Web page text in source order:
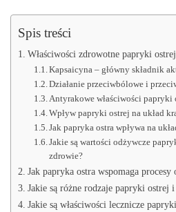
Spis treści
Właściwości zdrowotne papryki ostrej
Kapsaicyna – główny składnik
Działanie przeciwbólowe i
Antyrakowe właściwości papryki
Wpływ papryki ostrej na układ
Jak papryka ostra wpływa na
Jakie są wartości odżywcze
zdrowie?
Jak papryka ostra wspomaga procesy
Jakie są różne rodzaje papryki ostrej
Jakie są właściwości lecznicze